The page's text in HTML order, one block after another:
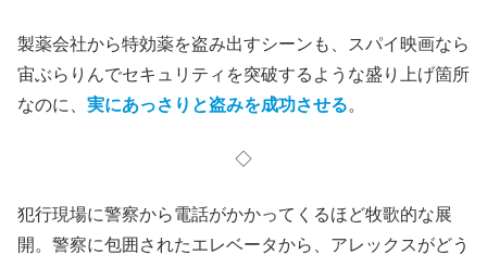
製薬会社から特効薬を盗み出すシーンも、スパイ映画なら
宙ぶらりんでセキュリティを突破するような盛り上げ箇所
なのに、 実にあっさりと盗みを成功させる。
◇
犯行現場に警察から電話がかかってくるほど牧歌的な展
開。警察に包囲されたエレベータから、アレックスがどう